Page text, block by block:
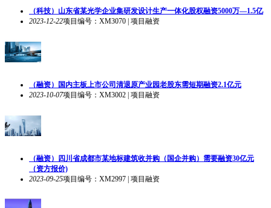
（科技）山东省某光学企业集研发设计生产一体化股权融资5000万—1.5亿
2023-12-22项目编号：XM3070 | 项目融资
（融资）国内主板上市公司清退原产业园老股东需短期融资2.1亿元
2023-10-07项目编号：XM3002 | 项目融资
（融资）四川省成都市某地标建筑收并购（国企并购）需要融资30亿元
（资方报价)
2023-09-25项目编号：XM2997 | 项目融资